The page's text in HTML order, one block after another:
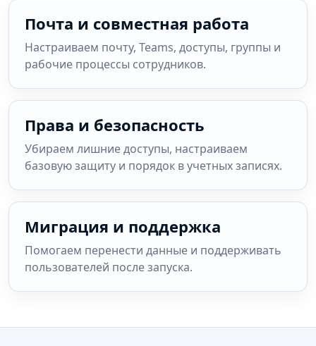
Почта и совместная работа
Настраиваем почту, Teams, доступы, группы и
рабочие процессы сотрудников.
Права и безопасность
Убираем лишние доступы, настраиваем
базовую защиту и порядок в учетных записях.
Миграция и поддержка
Помогаем перенести данные и поддерживать
пользователей после запуска.